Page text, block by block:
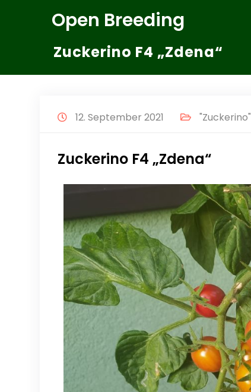
Open Breeding
Zuckerino F4 „Zdena“
12. September 2021 "Zuckerino"
Zuckerino F4 „Zdena“